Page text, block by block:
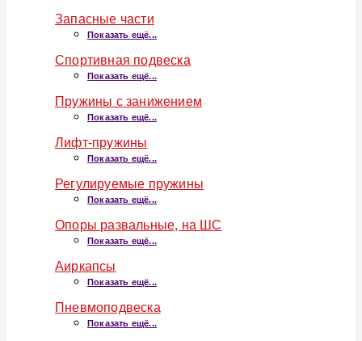
Запасные части
Показать ещё...
Спортивная подвеска
Показать ещё...
Пружины с занижением
Показать ещё...
Лифт-пружины
Показать ещё...
Регулируемые пружины
Показать ещё...
Опоры развальные, на ШС
Показать ещё...
Аиркапсы
Показать ещё...
Пневмоподвеска
Показать ещё...